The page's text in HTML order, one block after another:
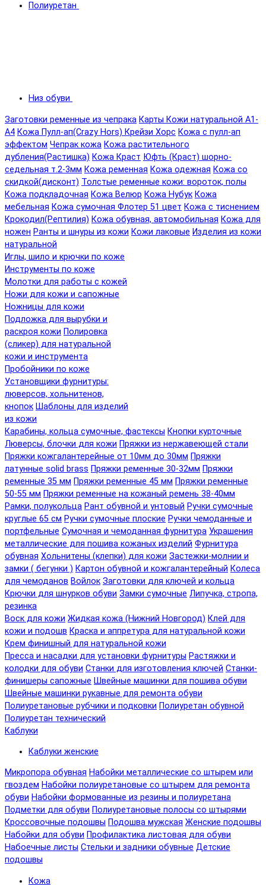
Полиуретан
Низ обуви
Заготовки ременные из чепрака Карты Кожи натуральной А1-
А4 Кожа Пулл-ап(Crazy Hors) Крейзи Хорс Кожа с пулл-ап
эффектом Чепрак кожа Кожа растительного
дубления(Растишка) Кожа Краст Юфть (Краст) шорно-
седельная т.2-3мм Кожа ременная Кожа одежная Кожа со
скидкой(дисконт) Толстые ременные кожи: вороток, полы
Кожа подкладочная Кожа Велюр Кожа Нубук Кожа
мебельная Кожа сумочная Флотер 51 цвет Кожа с тиснением
Крокодил(Рептилия) Кожа обувная, автомобильная Кожа для
ножен Ранты и шнуры из кожи Кожи лаковые Изделия из кожи
натуральной
Иглы, шило и крючки по коже
Инструменты по коже
Молотки для работы с кожей
Ножи для кожи и сапожные
Ножницы для кожи
Подложка для вырубки и
раскроя кожи Полировка
(сликер) для натуральной
кожи и инструмента
Пробойники по коже
Установщики фурнитуры:
люверсов, хольнитенов,
кнопок Шаблоны для изделий
из кожи
Карабины, кольца сумочные, фастексы Кнопки курточные
Люверсы, блочки для кожи Пряжки из нержавеющей стали
Пряжки кожгалантерейные от 10мм до 30мм Пряжки
латунные solid brass Пряжки ременные 30-32мм Пряжки
ременные 35 мм Пряжки ременные 45 мм Пряжки ременные
50-55 мм Пряжки ременные на кожаный ремень 38-40мм
Рамки, полукольца Рант обувной и унтовый Ручки сумочные
круглые 65 см Ручки сумочные плоские Ручки чемоданные и
портфельные Сумочная и чемоданная фурнитура Украшения
металлические для пошива кожаных изделий Фурнитура
обувная Хольнитены (клепки) для кожи Застежки-молнии и
замки ( бегунки ) Картон обувной и кожгалантерейный Колеса
для чемоданов Войлок Заготовки для ключей и кольца
Крючки для шнурков обуви Замки сумочные Липучка, стропа,
резинка
Воск для кожи Жидкая кожа (Нижний Новгород) Клей для
кожи и подошв Краска и аппретура для натуральной кожи
Крем финишный для натуральной кожи
Пресса и насадки для установки фурнитуры Растяжки и
колодки для обуви Станки для изготовления ключей Станки-
финишеры сапожные Швейные машинки для пошива обуви
Швейные машинки рукавные для ремонта обуви
Полиуретановые рубчики и подковки Полиуретан обувной
Полиуретан технический
Каблуки
Каблуки женские
Микропора обувная Набойки металлические со штырем или
гвоздем Набойки полиуретановые со штырем для ремонта
обуви Набойки формованные из резины и полиуретана
Подметки для обуви Полиуретановые полосы со штырями
Кроссовочные подошвы Подошва мужская Женские подошвы
Набойки для обуви Профилактика листовая для обуви
Набоечные листы Стельки и задники обувные Детские
подошвы
Кожа